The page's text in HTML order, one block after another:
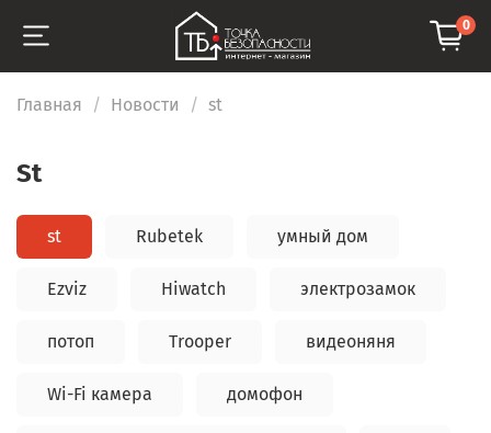
0
Главная Новости st
st
st Rubetek умный дом
Ezviz Hiwatch электрозамок
потоп Trooper видеоняня
Wi-Fi камера домофон